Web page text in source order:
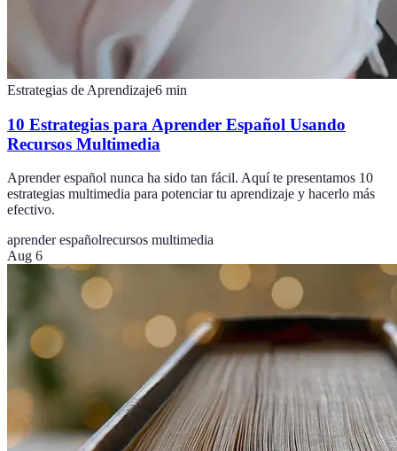
Estrategias de Aprendizaje6 min
10 Estrategias para Aprender Español Usando
Recursos Multimedia
Aprender español nunca ha sido tan fácil. Aquí te presentamos 10
estrategias multimedia para potenciar tu aprendizaje y hacerlo más
efectivo.
aprender españolrecursos multimedia
Aug 6